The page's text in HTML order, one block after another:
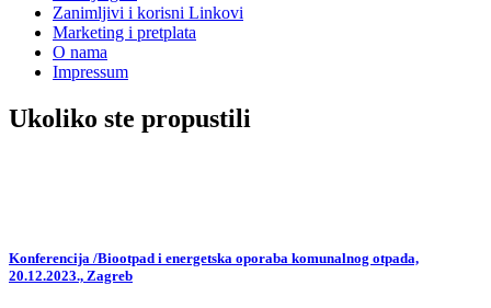
Zanimljivi i korisni Linkovi
Marketing i pretplata
O nama
Impressum
Ukoliko ste propustili
Konferencija /Biootpad i energetska oporaba komunalnog otpada,
20.12.2023., Zagreb